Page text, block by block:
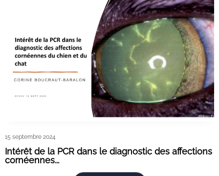
15 septembre 2024
Intérêt de la PCR dans le diagnostic des affections
cornéennes...